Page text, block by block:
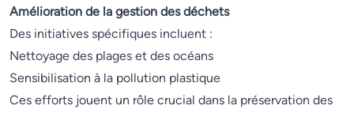
Amélioration de la gestion des déchets
Des initiatives spécifiques incluent :
Nettoyage des plages et des océans
Sensibilisation à la pollution plastique
Ces efforts jouent un rôle crucial dans la préservation des